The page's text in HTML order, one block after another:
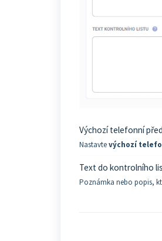
Výchozí telefonní
Nastavtevýchozí
Text do kontrolního
Poznámka nebo popis,